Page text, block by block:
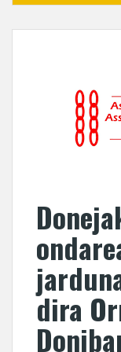
dira